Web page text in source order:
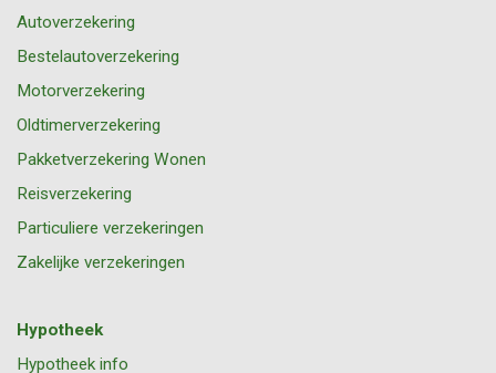
Autoverzekering
Bestelautoverzekering
Motorverzekering
Oldtimerverzekering
Pakketverzekering Wonen
Reisverzekering
Particuliere verzekeringen
Zakelijke verzekeringen
Hypotheek
Hypotheek info